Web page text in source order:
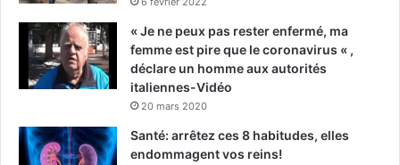
« Je ne peux pas rester enfermé, ma
femme est pire que le coronavirus « ,
déclare un homme aux autorités
italiennes-Vidéo
20 mars 2020
Santé: arrêtez ces 8 habitudes, elles
endommagent vos reins!